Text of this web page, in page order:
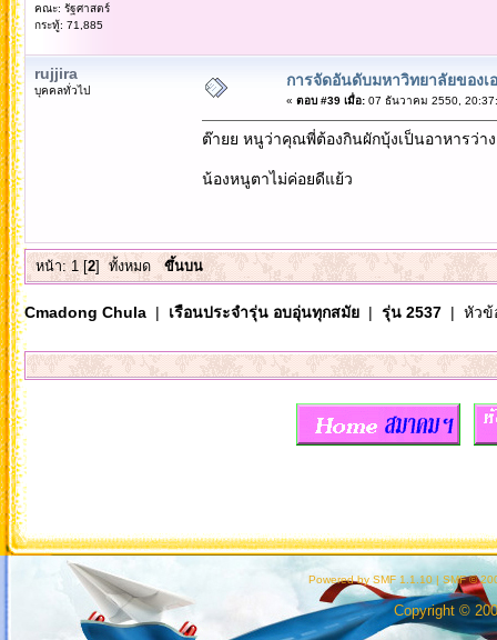
คณะ: รัฐศาสตร์
กระทู้: 71,885
rujjira
บุคคลทั่วไป
การจัดอันดับมหาวิทยาลัยของเ
« ตอบ #39 เมื่อ:07 ธันวาคม 2550,
ต๊ายย หนูว่าคุณพี่ต้องกินผักบุ้งเป็นอาหารว่า
น้องหนูตาไม่ค่อยดีแย้ว
หน้า:1[2]ทั้งหมด ขึ้นบน
Cmadong Chula| เรือนประจำรุ่น อบอุ่นทุกสมัย| รุ่น 2537| หัวข้
Powered by SMF 1.1.10 | SMF ©
Copyright ©